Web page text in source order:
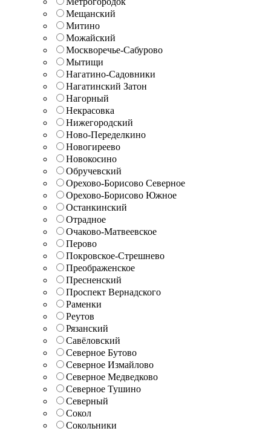
Мещанский
Митино
Можайский
Москворечье-Сабурово
Мытищи
Нагатино-Садовники
Нагатинский Затон
Нагорный
Некрасовка
Нижегородский
Ново-Переделкино
Новогиреево
Новокосино
Обручевский
Орехово-Борисово Северное
Орехово-Борисово Южное
Останкинский
Отрадное
Очаково-Матвеевское
Перово
Покровское-Стрешнево
Преображенское
Пресненский
Проспект Вернадского
Раменки
Реутов
Рязанский
Савёловский
Северное Бутово
Северное Измайлово
Северное Медведково
Северное Тушино
Северный
Сокол
Сокольники